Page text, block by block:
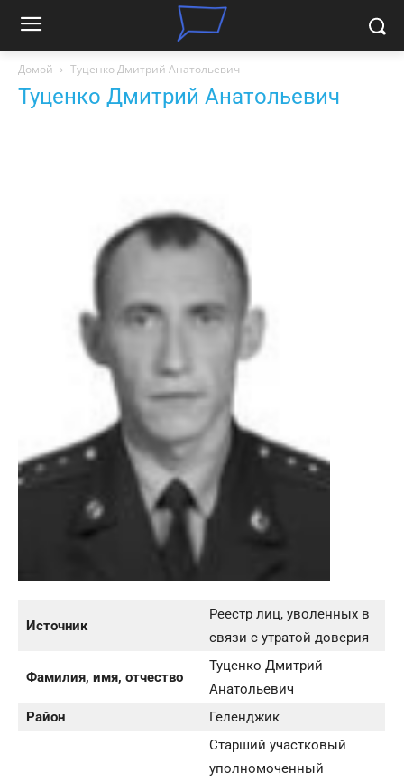
Домой Туценко Дмитрий Анатольевич
Туценко Дмитрий Анатольевич
Источник
Реестр лиц, уволенных в
связи с утратой доверия
Фамилия, имя, отчество
Туценко Дмитрий
Анатольевич
Район
Геленджик
Старший участковый
уполномоченный